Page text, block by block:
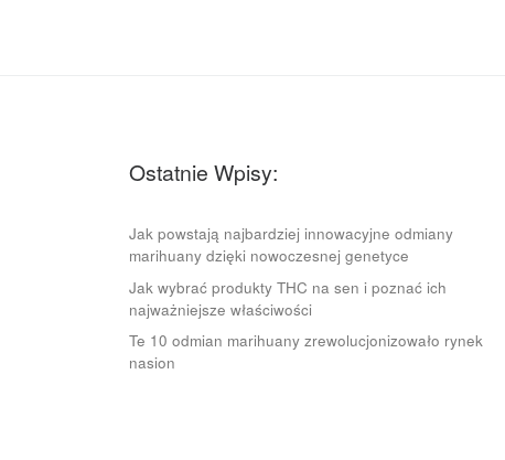
Ostatnie Wpisy:
Jak powstają najbardziej innowacyjne odmiany
marihuany dzięki nowoczesnej genetyce
Jak wybrać produkty THC na sen i poznać ich
najważniejsze właściwości
Te 10 odmian marihuany zrewolucjonizowało rynek
nasion